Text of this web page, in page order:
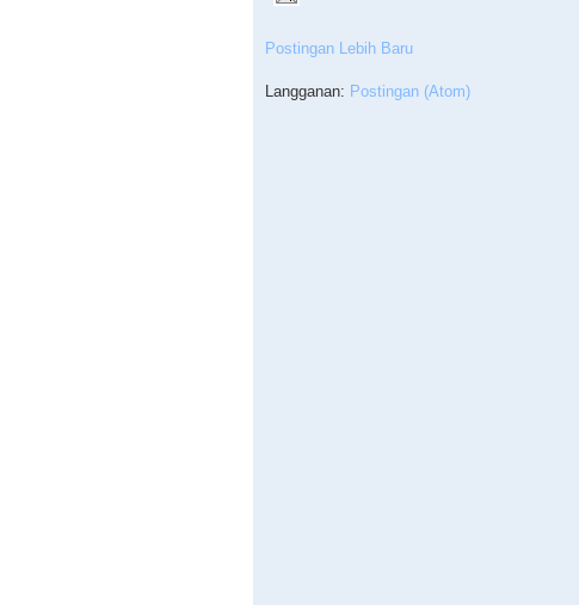
Postingan Lebih Baru
Langganan: Postingan (Atom)